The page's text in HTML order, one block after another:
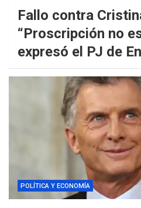
Fallo contra
“Proscripción no
expresó el PJ de
POLÍTICA Y ECONOMÍA